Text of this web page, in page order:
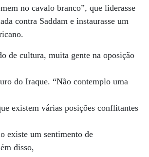
no cavalo branco”, que liderasse
contra Saddam e instaurasse um
de cultura, muita gente na oposição
do Iraque. “Não contemplo uma
existem várias posições conflitantes
existe um sentimento de
disso,